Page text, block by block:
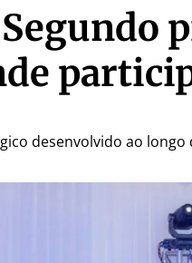
desenvolvido ao